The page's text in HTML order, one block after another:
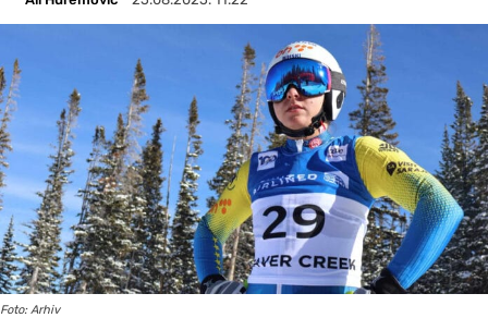
Foto: Arhiv